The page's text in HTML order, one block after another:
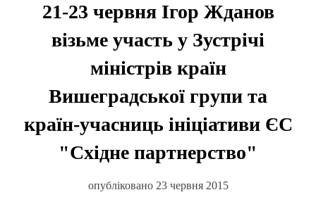
21-23 червня Ігор Жданов
візьме участь у Зустрічі
міністрів країн
Вишеградської групи та
країн-учасниць ініціативи ЄС
"Східне партнерство"
опубліковано 23 червня 2015